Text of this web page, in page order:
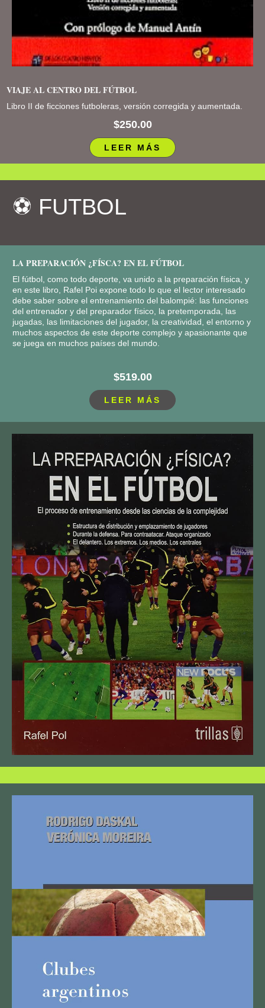
VIAJE AL CENTRO DEL FÚTBOL
Libro II de ficciones futboleras, versión corregida y aumentada.
$250.00
LEER MÁS
⚽️ FUTBOL
LA PREPARACIÓN ¿FÍSCA? EN EL FÚTBOL
El fútbol, como todo deporte, va unido a la preparación física, y
en este libro, Rafel Poi expone todo lo que el lector interesado
debe saber sobre el entrenamiento del balompié: las funciones
del entrenador y del preparador físico, la pretemporada, las
jugadas, las limitaciones del jugador, la creatividad, el entorno y
muchos aspectos de este deporte complejo y apasionante que
se juega en muchos países del mundo.
$519.00
LEER MÁS